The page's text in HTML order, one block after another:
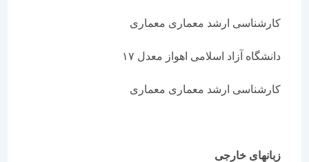
کارشناسی ارشد معماری معماری
دانشگاه آزاد اسلامی اهواز معدل ۱۷
کارشناسی ارشد معماری معماری
زبانهای خارجی